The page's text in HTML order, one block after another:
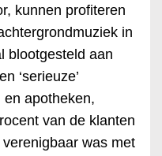
kunnen profiteren
in
blootgesteld aan
‘serieuze’
apotheken,
van de klanten
was met